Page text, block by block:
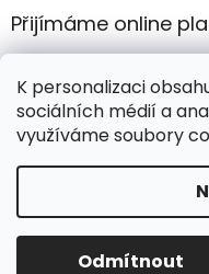
K personalizaci
sociálních médií a
využíváme soubory
Odmítnout
Přijímáme online
Copyright 2026
Upravit